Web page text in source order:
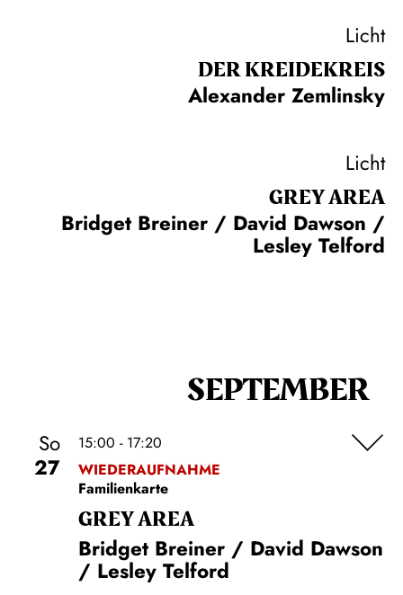
Licht
DER KREIDE­KREIS
Alexander Zemlinsky
Licht
GREY AREA
Bridget Breiner / David Dawson /
Lesley Telford
SEPTEMBER
So
27
15:00 - 17:20
WIEDERAUFNAHME
Familienkarte
GREY AREA
Bridget Breiner / David Dawson
/ Lesley Telford